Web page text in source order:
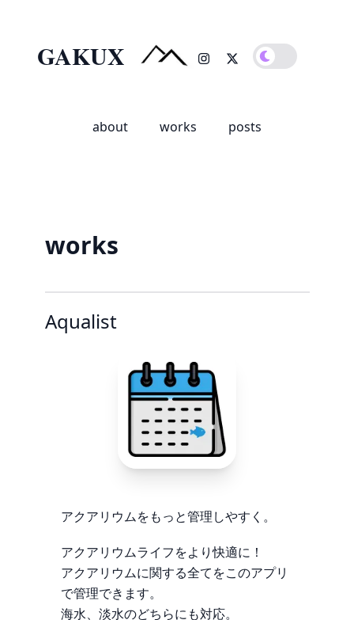
GAKUX
about works posts
works
Aqualist
アクアリウムをもっと管理しやすく。
アクアリウムライフをより快適に！
アクアリウムに関する全てをこのアプリ
で管理できます。
海水、淡水のどちらにも対応。